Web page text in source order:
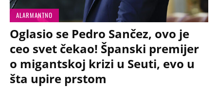
ALARMANTNO
Oglasio se Pedro Sančez, ovo je
ceo svet čekao! Španski premijer
o migantskoj krizi u Seuti, evo u
šta upire prstom